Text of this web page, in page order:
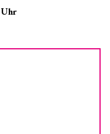
Uhr